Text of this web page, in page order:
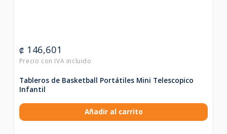
₡ 146,601
Tableros de Basketball Portátiles Mini Telescopico
Infantil
Añadir al carrito